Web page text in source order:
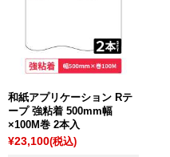
和紙アプリケーション Rテ
ープ 強粘着 500mm幅
×100M巻 2本入
¥23,100(税込)